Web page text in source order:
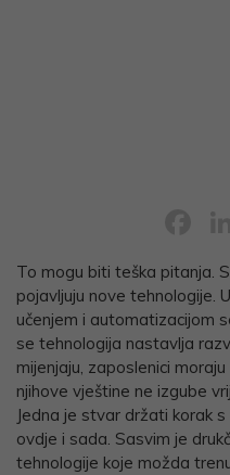
To mogu biti teška pitanja.
pojavljuju nove tehnologije.
učenjem i automatizacijom
se tehnologija nastavlja
mijenjaju, zaposlenici
njihove vještine ne izgube
Jedna je stvar držati korak
ovdje i sada. Sasvim je
tehnologije koje možda